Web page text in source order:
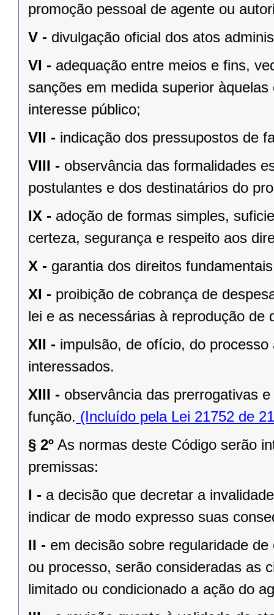
promoção pessoal de agente ou
V - divulgação oficial dos atos
VI - adequação entre meios e fins,
sanções em medida superior
interesse público;
VII - indicação dos pressupostos de
VIII - observância das formalidades
postulantes e dos destinatários do
IX - adoção de formas simples,
certeza, segurança e respeito aos
X - garantia dos direitos
XI - proibição de cobrança de
lei e as necessárias à reprodução de
XII - impulsão, de ofício, do
interessados.
XIII - observância das prerrogativas
função. (Incluído pela Lei 21752 de
§ 2º As normas deste Código serão
premissas:
I - a decisão que decretar a
indicar de modo expresso suas
II - em decisão sobre regularidade
ou processo, serão consideradas as
limitado ou condicionado a ação do